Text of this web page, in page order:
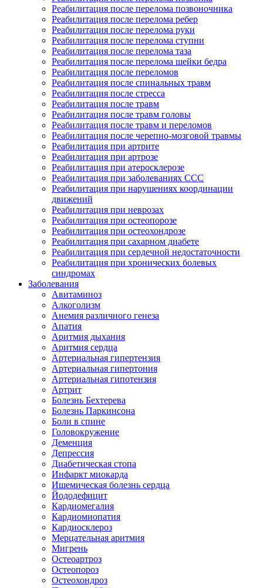
Реабилитация после перелома позвоночника
Реабилитация после перелома ребер
Реабилитация после перелома руки
Реабилитация после перелома ступни
Реабилитация после перелома таза
Реабилитация после перелома шейки бедра
Реабилитация после переломов
Реабилитация после спинальных травм
Реабилитация после стресса
Реабилитация после травм
Реабилитация после травм головы
Реабилитация после травм и переломов
Реабилитация после черепно-мозговой травмы
Реабилитация при артрите
Реабилитация при артрозе
Реабилитация при атеросклерозе
Реабилитация при заболеваниях ССС
Реабилитация при нарушениях координации
движений
Реабилитация при неврозах
Реабилитация при остеопорозе
Реабилитация при остеохондрозе
Реабилитация при сахарном диабете
Реабилитация при сердечной недостаточности
Реабилитация при хронических болевых
синдромах
Заболевания
Авитаминоз
Алкоголизм
Анемия различного генеза
Апатия
Аритмия дыхания
Аритмия сердца
Артериальная гипертензия
Артериальная гипертония
Артериальная гипотензия
Артрит
Болезнь Бехтерева
Болезнь Паркинсона
Боли в спине
Головокружение
Деменция
Депрессия
Диабетическая стопа
Инфаркт миокарда
Ишемическая болезнь сердца
Йододефицит
Кардиомегалия
Кардиомиопатия
Кардиосклероз
Мерцательная аритмия
Мигрень
Остеоартроз
Остеопороз
Остеохондроз